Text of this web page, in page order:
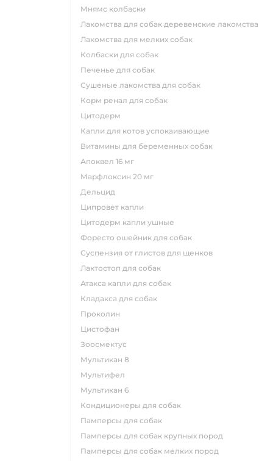
мнямс колбаски
лакомства для собак деревенские лакомства
лакомства для мелких собак
колбаски для собак
печенье для собак
сушеные лакомства для собак
корм ренал для собак
цитодерм
капли для котов успокаивающие
витамины для беременных собак
апоквел 16 мг
марфлоксин 20 мг
дельцид
ципровет капли
цитодерм капли ушные
форесто ошейник для собак
суспензия от глистов для щенков
лактостоп для собак
атакса капли для собак
кладакса для собак
проколин
цистофан
зоосмектус
мультикан 8
мультифел
мультикан 6
кондиционеры для собак
памперсы для собак
памперсы для собак крупных пород
памперсы для собак мелких пород